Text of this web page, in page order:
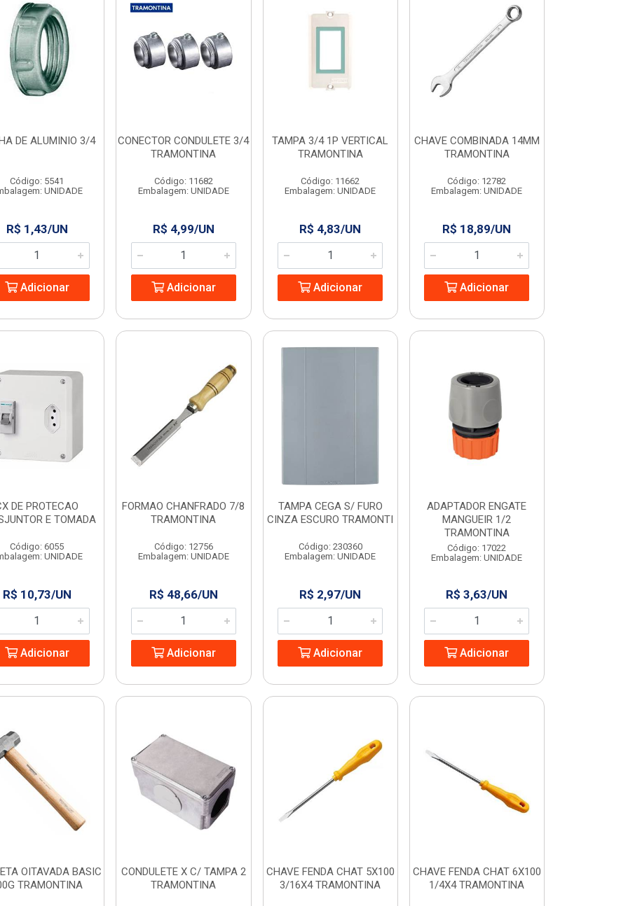
DE ALUMINIO 3/4
Código: 5541
UNIDADE
R$ 1,43/UN
Adicionar
CONECTOR CONDULETE 3/4
TRAMONTINA
Código: 11682
Embalagem: UNIDADE
R$ 4,99/UN
Adicionar
TAMPA 3/4 1P VERTICAL
TRAMONTINA
Código: 11662
Embalagem: UNIDADE
R$ 4,83/UN
Adicionar
CHAVE COMBINADA 14MM
TRAMONTINA
Código: 12782
Embalagem: UNIDADE
R$ 18,89/UN
Adicionar
DE PROTECAO
E TOMADA
Código: 6055
UNIDADE
R$ 10,73/UN
Adicionar
FORMAO CHANFRADO 7/8
TRAMONTINA
Código: 12756
Embalagem: UNIDADE
R$ 48,66/UN
Adicionar
TAMPA CEGA S/ FURO
CINZA ESCURO TRAMONTI
Código: 230360
Embalagem: UNIDADE
R$ 2,97/UN
Adicionar
ADAPTADOR ENGATE
MANGUEIR 1/2
TRAMONTINA
Código: 17022
Embalagem: UNIDADE
R$ 3,63/UN
Adicionar
OITAVADA BASIC
TRAMONTINA
CONDULETE X C/ TAMPA 2
TRAMONTINA
CHAVE FENDA CHAT 5X100
3/16X4 TRAMONTINA
CHAVE FENDA CHAT 6X100
1/4X4 TRAMONTINA